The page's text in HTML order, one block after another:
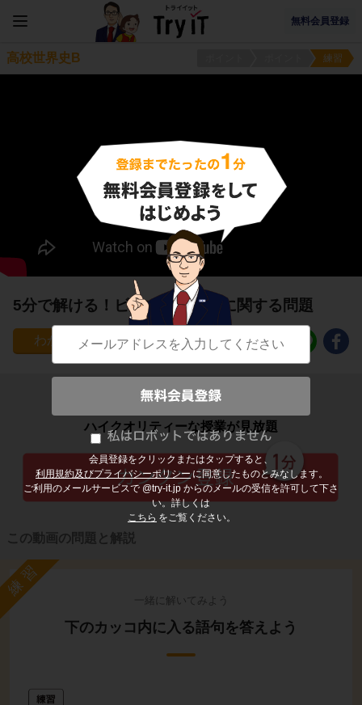
無料会員登録
会員登録をクリックまたはタップすると、
利用規約及びプライバシーポリシー に同意したものとみなします。
ご利用のメールサービスで @try-it.jp からのメールの受信を許可して下さ
い。詳しくは
こちら をご覧ください。
高校世界史B 練習
5分で解ける！ビスマルク体制に関する問題
38
子どもの勉強から大人の学び直しまで
ハイクオリティーな授業が見放題
この動画の問題と解説
練習
一緒に解いてみよう
下のカッコ内に入る語句を答えよう